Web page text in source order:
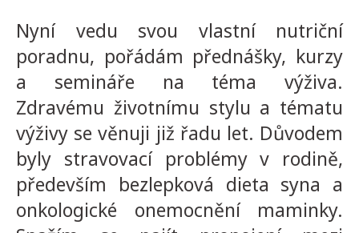
Nyní vedu svou vlastní nutriční
poradnu, pořádám přednášky, kurzy
a semináře na téma výživa.
Zdravému životnímu stylu a tématu
výživy se věnuji již řadu let. Důvodem
byly stravovací problémy v rodině,
především bezlepková dieta syna a
onkologické onemocnění maminky.